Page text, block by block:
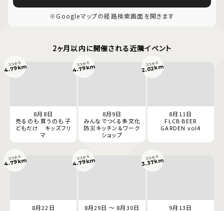
※Googleマップの経路検索画面を開きます
2ヶ月以内に開催される近隣イベント
8月8日
売るのも 買うのも 子
どもだけ キッズフリ
マ
ココから
4.79km
8月9日
みんなでつくる多文化
防災キッチン＆ワーク
ショップ
ココから
4.79km
8月11日
FLCB BEER
GARDEN vol4
ココから
2.02km
8月22日
ココから
4.79km
8月29日 ～ 8月30日
ココから
4.79km
9月13日
ココから
3.37km